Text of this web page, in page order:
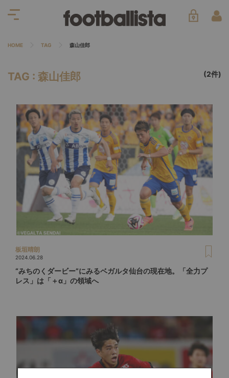
HOME TAG 森山佳郎
TAG : 森山佳郎 (2件)
板垣晴朗
2024.06.28
“みちのくダービー”にみるベガルタ仙台の現在地。「全力プ
レス」は「＋α」の領域へ